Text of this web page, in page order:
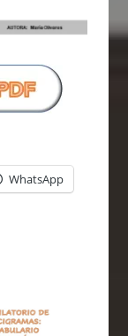
WhatsApp